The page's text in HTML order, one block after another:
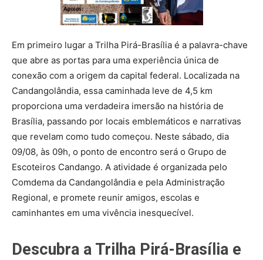
Em primeiro lugar a Trilha Pirá-Brasília é a palavra-chave
que abre as portas para uma experiência única de
conexão com a origem da capital federal. Localizada na
Candangolândia, essa caminhada leve de 4,5 km
proporciona uma verdadeira imersão na história de
Brasília, passando por locais emblemáticos e narrativas
que revelam como tudo começou. Neste sábado, dia
09/08, às 09h, o ponto de encontro será o Grupo de
Escoteiros Candango. A atividade é organizada pelo
Comdema da Candangolândia e pela Administração
Regional, e promete reunir amigos, escolas e
caminhantes em uma vivência inesquecível.
Descubra a Trilha Pirá-Brasília e